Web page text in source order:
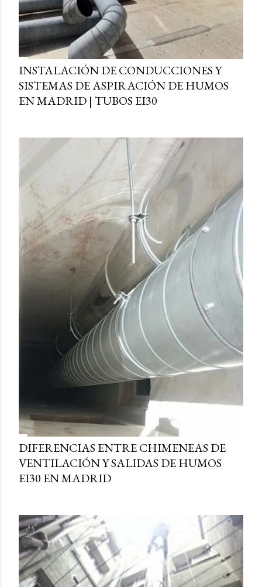
INSTALACIÓN DE CONDUCCIONES Y
SISTEMAS DE ASPIRACIÓN DE HUMOS
EN MADRID | TUBOS EI30
DIFERENCIAS ENTRE CHIMENEAS DE
VENTILACIÓN Y SALIDAS DE HUMOS
EI30 EN MADRID